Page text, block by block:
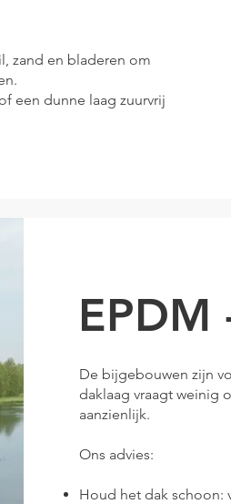
zand en bladeren om
een dunne laag zuurvrij
De bijgebouwen zijn
daklaag vraagt weinig
aanzienlijk.
Ons advies:
Houd het dak schoon: